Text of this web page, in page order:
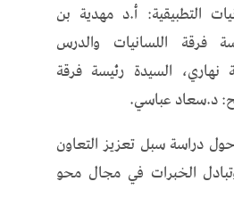
التطبيقية: أ.د مهدية بن
فرقة اللسانيات والدرس
السيدة رئيسة فرقة
د.سعاد عباسي.
دراسة سبل تعزيز التعاون
الخبرات في مجال محو